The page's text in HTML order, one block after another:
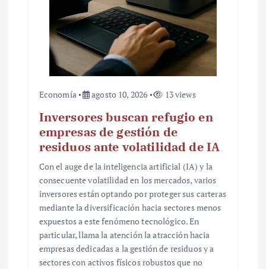
Economía agosto 10, 2026 13 views
Inversores buscan refugio en
empresas de gestión de
residuos ante volatilidad de IA
Con el auge de la inteligencia artificial (IA) y la
consecuente volatilidad en los mercados, varios
inversores están optando por proteger sus carteras
mediante la diversificación hacia sectores menos
expuestos a este fenómeno tecnológico. En
particular, llama la atención la atracción hacia
empresas dedicadas a la gestión de residuos y a
sectores con activos físicos robustos que no